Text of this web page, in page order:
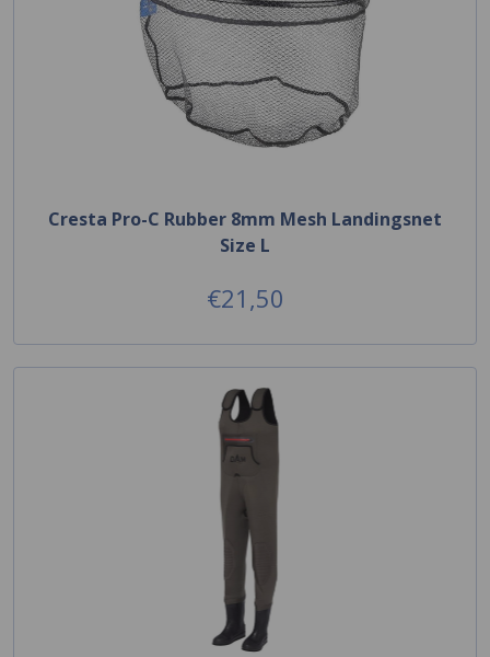
Cresta Pro-C Rubber 8mm Mesh Landingsnet
Size L
€21,50